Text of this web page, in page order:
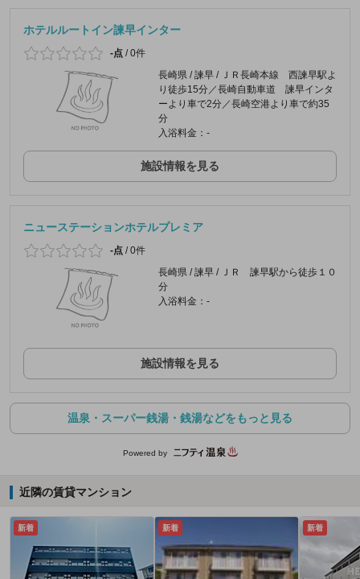
ホテルルートイン諫早インター
-点 /0件
長崎県 / 諫早 / ＪＲ長崎本線 西諫早駅よ
り徒歩15分／長崎自動車道 諫早インタ
ーより車で2分／長崎空港より車で約35
分
入浴料金：-
施設情報を見る
ニューステーションホテルプレミア
-点 /0件
長崎県 / 諫早 / ＪＲ 諫早駅から徒歩１０
分
入浴料金：-
施設情報を見る
温泉・スーパー銭湯・銭湯などをもっと見る
Powered by
近隣の賃貸マンション
新着 新着 新着